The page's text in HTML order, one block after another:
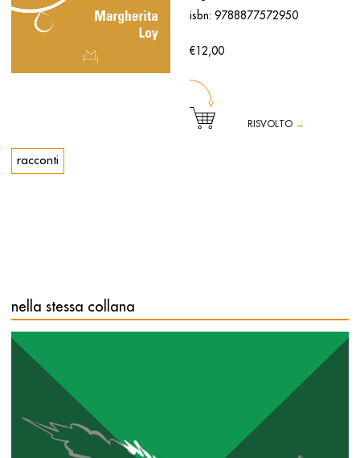
isbn: 9788877572950
€12,00
RISVOLTO →
racconti
precisi, i riverberi di infinite letture abitate da sempre, refoli
bassaniani, il pensiero che gioca con le parole. E soprattutto
la presenza dell’oggetto emblematico che catalizza verso
sé le storie perdute e ne rende disponibile la narrazione.
loro essenza di gioielli riverbera su mondi, relazioni, affetti e
Margherita Loy è una narratrice che nutre un personale
rispetto nei confronti delle storie che racconta. Questo è un
dato caratteriale che permea la sua prosa e la
impreziosisce, sebbene la scrittrice mantenga con cura
affilato il rasoio e appuntito il bulino al cospetto dei dolori e
delle sofferenze.
nella stessa collana